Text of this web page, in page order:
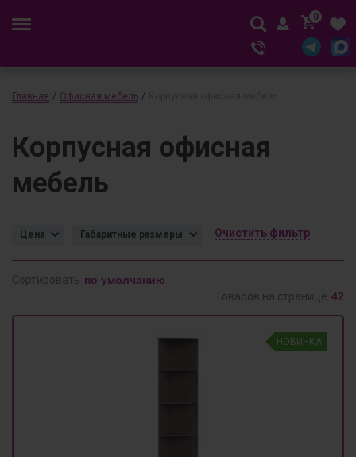
0
Главная / Офисная мебель /
Корпусная офисная
мебель
Цена Габаритные размеры Очистить фильтр
Сортировать
Товаров на странице
НОВИНКА